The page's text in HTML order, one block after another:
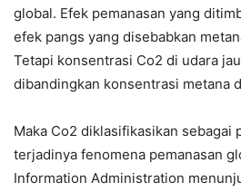
global. Efek pemanasan yang
efek pangs yang disebabkan
Tetapi konsentrasi Co2 di udara
dibandingkan konsentrasi metana
Maka Co2 diklasifikasikan sebagai
terjadinya fenomena pemanasan
Information Administration